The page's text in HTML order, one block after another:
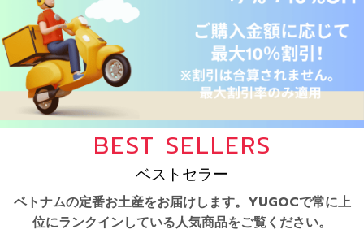
BEST SELLERS
ベストセラー
ベトナムの定番お土産をお届けします。YUGOCで常に上
位にランクインしている人気商品をご覧ください。